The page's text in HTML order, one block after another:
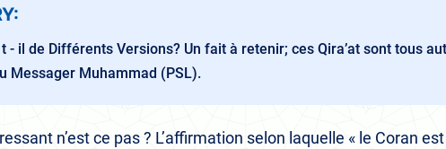
- il de Différents Versions? Un fait à retenir; ces Qira’at sont tous
Messager Muhammad (PSL).
n’est ce pas ? L’affirmation selon laquelle « le Coran